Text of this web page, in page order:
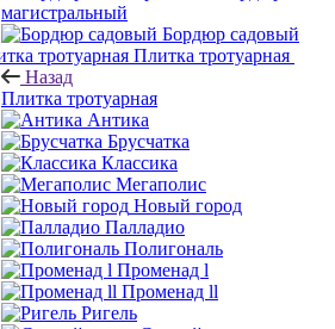
магистральный
Бордюр садовый
Плитка тротуарная
Назад
Плитка тротуарная
Антика
Брусчатка
Классика
Мегаполис
Новый город
Палладио
Полигональ
Променад l
Променад ll
Ригель